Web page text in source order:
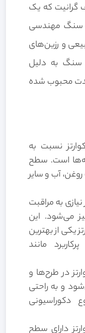
گرانیت که یک
سنگ مهندسی
و رزین‌های
سنگ به دلیل
محبوب شده
کوارتز نسبت به
است. سطح
آب و سایر
به مراقبت
می‌شود. این
یکی از بهترین
مانند
در طرح‌ها و
و به راحتی
دکوراسیونی
دارای سطح